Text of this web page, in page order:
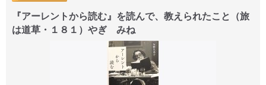
『アーレントから読む』を読んで、教えられたこと（旅
は道草・１８１）やぎ みね